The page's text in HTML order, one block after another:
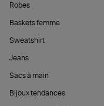
Robes
Baskets femme
Sweatshirt
Jeans
Sacs à main
Bijoux tendances